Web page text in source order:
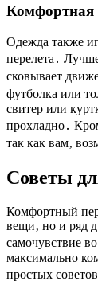
Одежда также
перелета․
сковывает
футболка или
свитер или
прохладно․
так как вам‚
Советы
Комфортный
вещи‚ но и ряд
самочувствие
максимально
простых